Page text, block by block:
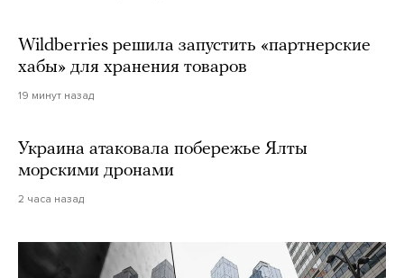
Wildberries решила запустить «партнерские
хабы» для хранения товаров
19 минут назад
Украина атаковала побережье Ялты
морскими дронами
2 часа назад